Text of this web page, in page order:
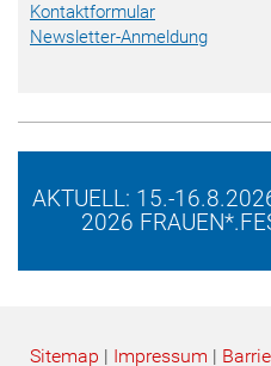
Kontaktformular
Newsletter-Anmeldung
AKTUELL: 15.-
2026
Sitemap | Impressum |